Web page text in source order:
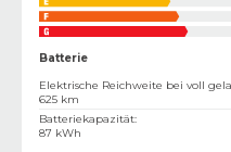
Batterie
Elektrische Reichweite bei voll
625 km
Batteriekapazität:
87 kWh